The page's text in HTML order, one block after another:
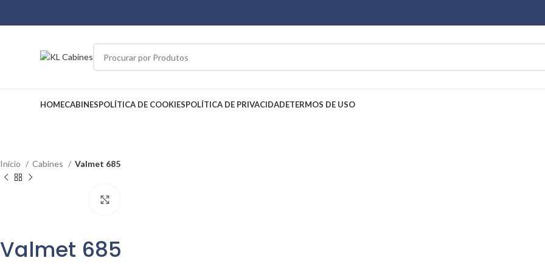
HOMECABINESPOLÍTICA DE COOKIESPOLÍTICA DE PRIVACIDADETERMOS DE USO
Início Cabines Valmet 685
Valmet 685